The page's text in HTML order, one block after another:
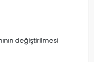
değiştirilmesi